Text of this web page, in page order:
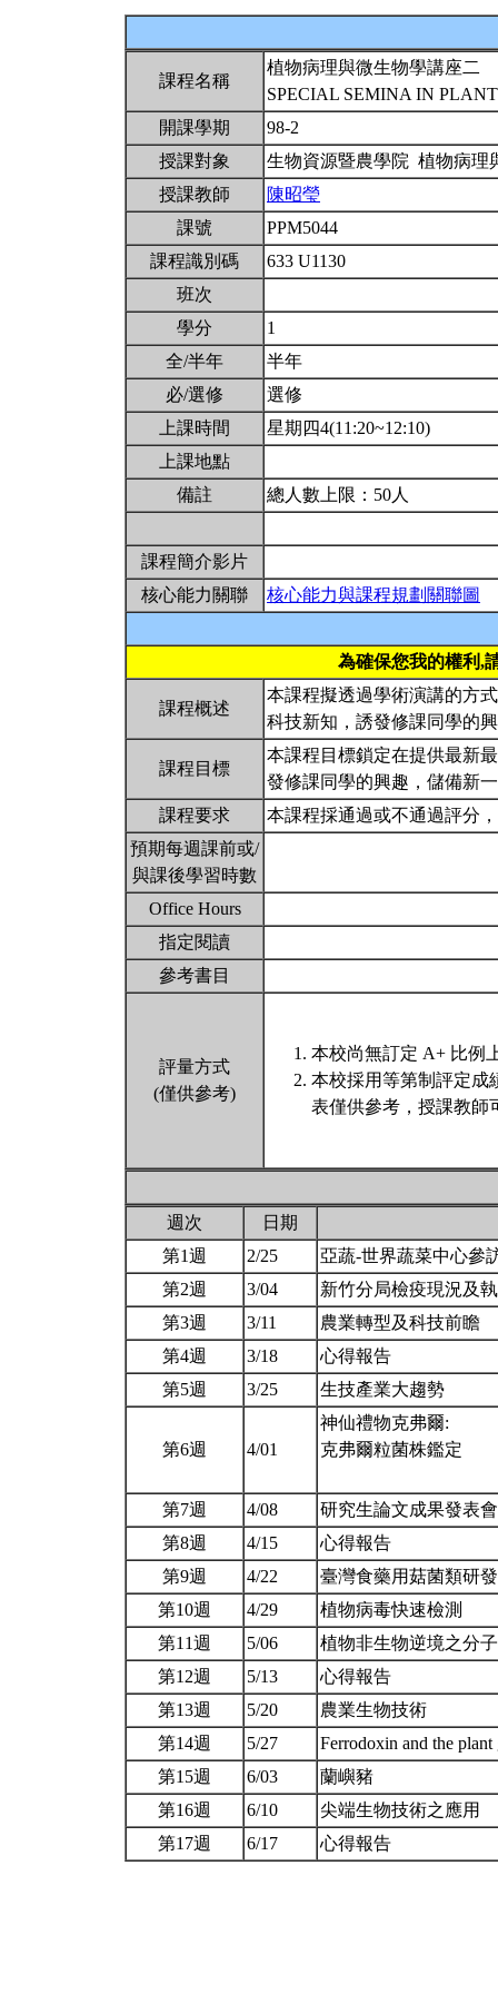
課程名稱
植物病理與微生物學講座二
SPECIAL SEMINA IN
開課學期
98-2
授課對象
生物資源暨農學院 植物病
授課教師
陳昭瑩
課號
PPM5044
課程識別碼
633 U1130
班次
學分
1
全/半年
半年
必/選修
選修
上課時間
星期四4(11:20~12:10)
上課地點
備註
總人數上限：50人
課程簡介影片
核心能力關聯
核心能力與課程規劃關聯圖
為確保您我的權利,
課程概述
本課程擬透過學術演講的方
科技新知，誘發修課同學的
課程目標
本課程目標鎖定在提供最新
發修課同學的興趣，儲備新
課程要求
本課程採通過或不通過評分
預期每週課前或/
與課後學習時數
Office Hours
指定閱讀
參考書目
評量方式
(僅供參考)
本校尚無訂定 A+ 比例
本校採用等第制評定成
表僅供參考，授課教師
週次
日期
第1週
2/25
亞蔬-世界蔬菜中心參
第2週
3/04
新竹分局檢疫現況及
第3週
3/11
農業轉型及科技前瞻
第4週
3/18
心得報告
第5週
3/25 生技產業大趨勢
第6週 4/01
神仙禮物克弗爾:
克弗爾粒菌株鑑定
第7週 4/08
研究生論文成果發表
第8週
4/15
心得報告
第9週
4/22
臺灣食藥用菇菌類研
第10週
4/29
植物病毒快速檢測
第11週
5/06
植物非生物逆境之分
第12週
5/13
心得報告
第13週
5/20
農業生物技術
第14週
5/27
Ferrodoxin and the
第15週
6/03
蘭嶼豬
第16週
6/10
尖端生物技術之應用
第17週
6/17 心得報告